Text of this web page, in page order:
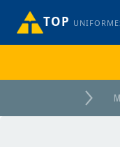
TOP